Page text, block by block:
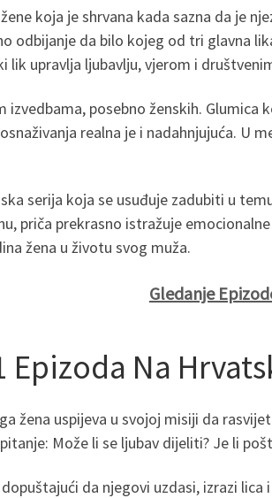
koja je shrvana kada sazna da je
odbijanje da bilo kojeg od tri glavna
lik upravlja ljubavlju, vjerom i
posebno ženskih.
realna je i nadahnjujuća. U
serija koja se usuđuje zadubiti u
priča prekrasno istražuje
žena u životu svog muža.
Gledanje
Epizoda Na
žena uspijeva u svojoj misiji da
Može li se ljubav dijeliti? Je li
da njegovi uzdasi, izrazi lica